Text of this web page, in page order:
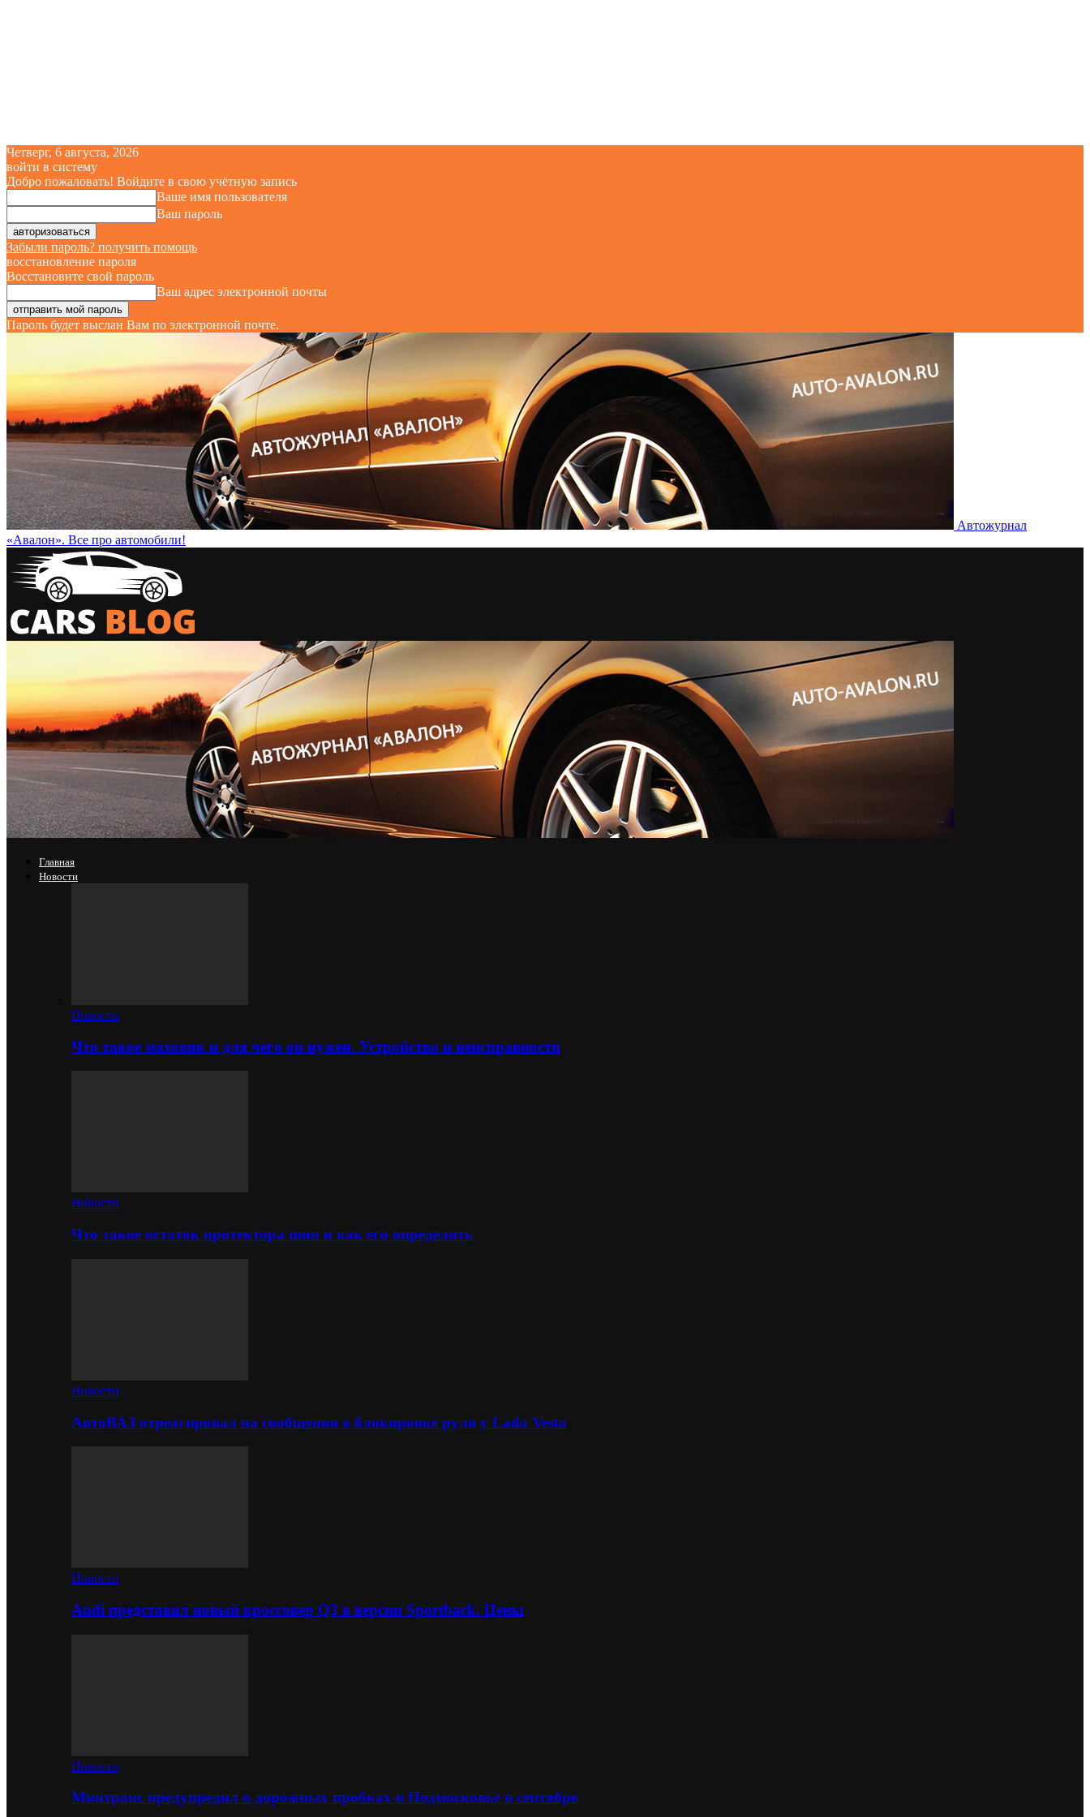
Четверг, 6 августа, 2026
войти в систему
Добро пожаловать! Войдите в свою учётную запись
Ваше имя пользователя
Ваш пароль
Забыли пароль? получить помощь
восстановление пароля
Восстановите свой пароль
Ваш адрес электронной почты
Пароль будет выслан Вам по электронной почте.
Автожурнал
«Авалон». Все про автомобили!
Главная
Новости
Новости
Что такое маховик и для чего он нужен. Устройство и неисправности
Новости
Что такое остаток протектора шин и как его определить
Новости
АвтоВАЗ отреагировал на сообщения о блокировке руля у Lada Vesta
Новости
Audi представил новый кроссовер Q3 в версии Sportback. Цены
Новости
Минтранс предупредил о дорожных пробках в Подмосковье в сентябре